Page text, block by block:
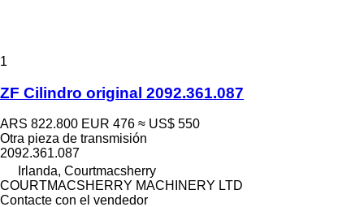
1
ZF Cilindro original 2092.361.087
ARS 822.800 EUR 476 ≈ US$ 550
Otra pieza de transmisión
2092.361.087
Irlanda, Courtmacsherry
COURTMACSHERRY MACHINERY LTD
Contacte con el vendedor